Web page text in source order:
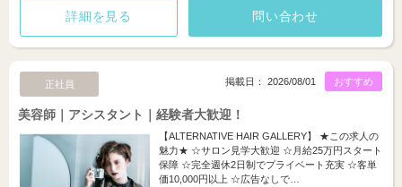
詳細を見る 問い合わせ
正社員 おすすめ
掲載日： 2026/08/01
美容師｜アシスタント｜経験者大歓迎！
【ALTERNATIVE HAIR GALLERY】 ★この求人の
魅力★ ☆サロン見学大歓迎 ☆月給25万円スタート
保障 ☆完全週休2日制でプライベート充実 ☆客単
価10,000円以上 ☆広告なしで…